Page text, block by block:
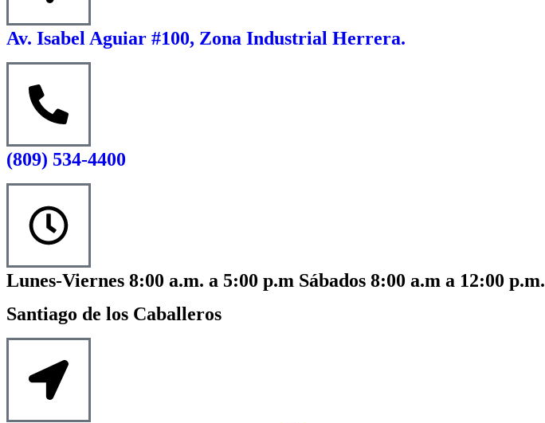
Av. Isabel Aguiar #100, Zona Industrial Herrera.
(809) 534-4400
Lunes-Viernes 8:00 a.m. a 5:00 p.m Sábados 8:00 a.m a 12:00 p.m.
Santiago de los Caballeros